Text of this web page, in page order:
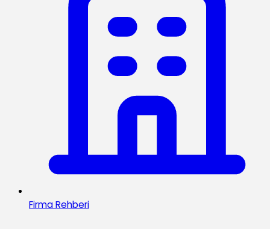
Firma Rehberi